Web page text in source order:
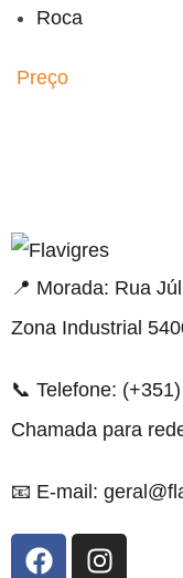
Roca
Preço
📍 Morada: Rua
Zona Industrial
📞 Telefone:
Chamada para
📧 E-mail: